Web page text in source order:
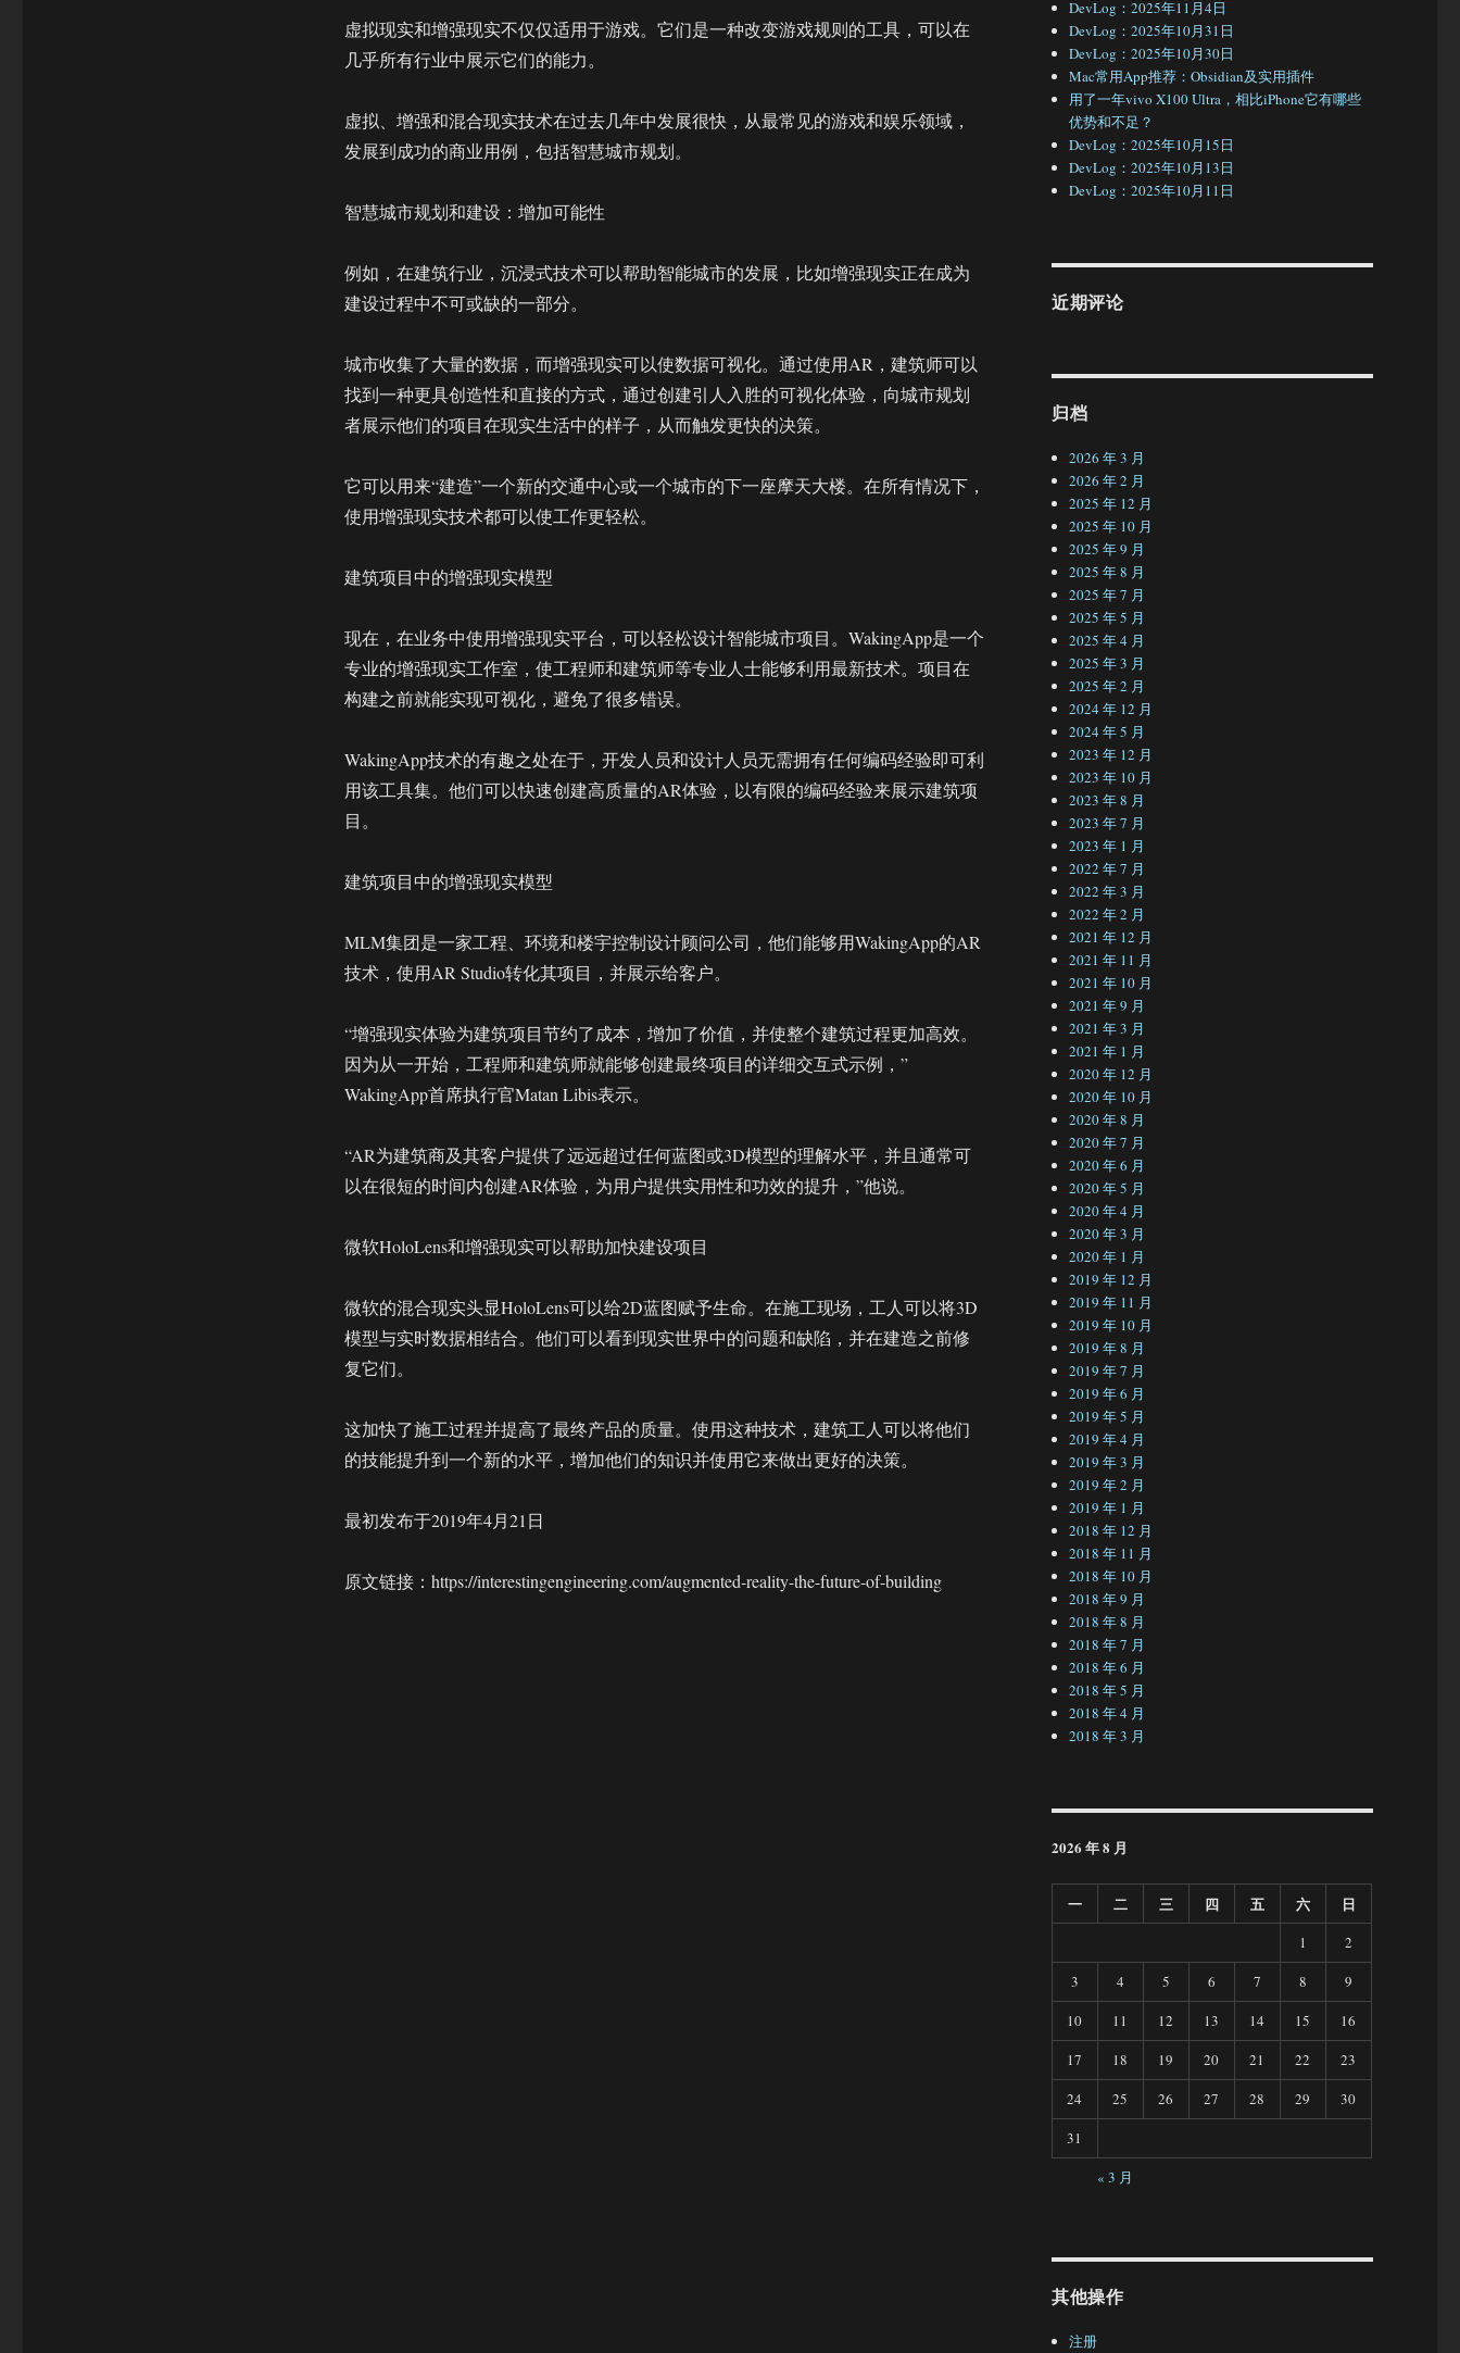
虚拟现实和增强现实不仅仅适用于游戏。它们是一种改变游戏规则的工具，可以在
几乎所有行业中展示它们的能力。
虚拟、增强和混合现实技术在过去几年中发展很快，从最常见的游戏和娱乐领域，
发展到成功的商业用例，包括智慧城市规划。
智慧城市规划和建设：增加可能性
例如，在建筑行业，沉浸式技术可以帮助智能城市的发展，比如增强现实正在成为
建设过程中不可或缺的一部分。
城市收集了大量的数据，而增强现实可以使数据可视化。通过使用AR，建筑师可以
找到一种更具创造性和直接的方式，通过创建引人入胜的可视化体验，向城市规划
者展示他们的项目在现实生活中的样子，从而触发更快的决策。
它可以用来“建造”一个新的交通中心或一个城市的下一座摩天大楼。在所有情况下，
使用增强现实技术都可以使工作更轻松。
建筑项目中的增强现实模型
现在，在业务中使用增强现实平台，可以轻松设计智能城市项目。WakingApp是一个
专业的增强现实工作室，使工程师和建筑师等专业人士能够利用最新技术。项目在
构建之前就能实现可视化，避免了很多错误。
WakingApp技术的有趣之处在于，开发人员和设计人员无需拥有任何编码经验即可利
用该工具集。他们可以快速创建高质量的AR体验，以有限的编码经验来展示建筑项
目。
建筑项目中的增强现实模型
MLM集团是一家工程、环境和楼宇控制设计顾问公司，他们能够用WakingApp的AR
技术，使用AR Studio转化其项目，并展示给客户。
“增强现实体验为建筑项目节约了成本，增加了价值，并使整个建筑过程更加高效。
因为从一开始，工程师和建筑师就能够创建最终项目的详细交互式示例，”
WakingApp首席执行官Matan Libis表示。
“AR为建筑商及其客户提供了远远超过任何蓝图或3D模型的理解水平，并且通常可
以在很短的时间内创建AR体验，为用户提供实用性和功效的提升，”他说。
微软HoloLens和增强现实可以帮助加快建设项目
微软的混合现实头显HoloLens可以给2D蓝图赋予生命。在施工现场，工人可以将3D
模型与实时数据相结合。他们可以看到现实世界中的问题和缺陷，并在建造之前修
复它们。
这加快了施工过程并提高了最终产品的质量。使用这种技术，建筑工人可以将他们
的技能提升到一个新的水平，增加他们的知识并使用它来做出更好的决策。
最初发布于2019年4月21日
原文链接：https://interestingengineering.com/augmented-reality-the-future-of-building
DevLog：2025年11月4日
DevLog：2025年10月31日
DevLog：2025年10月30日
Mac常用App推荐：Obsidian及实用插件
用了一年vivo X100 Ultra，相比iPhone它有哪些
优势和不足？
DevLog：2025年10月15日
DevLog：2025年10月13日
DevLog：2025年10月11日
近期评论
归档
2026 年 3 月
2026 年 2 月
2025 年 12 月
2025 年 10 月
2025 年 9 月
2025 年 8 月
2025 年 7 月
2025 年 5 月
2025 年 4 月
2025 年 3 月
2025 年 2 月
2024 年 12 月
2024 年 5 月
2023 年 12 月
2023 年 10 月
2023 年 8 月
2023 年 7 月
2023 年 1 月
2022 年 7 月
2022 年 3 月
2022 年 2 月
2021 年 12 月
2021 年 11 月
2021 年 10 月
2021 年 9 月
2021 年 3 月
2021 年 1 月
2020 年 12 月
2020 年 10 月
2020 年 8 月
2020 年 7 月
2020 年 6 月
2020 年 5 月
2020 年 4 月
2020 年 3 月
2020 年 1 月
2019 年 12 月
2019 年 11 月
2019 年 10 月
2019 年 8 月
2019 年 7 月
2019 年 6 月
2019 年 5 月
2019 年 4 月
2019 年 3 月
2019 年 2 月
2019 年 1 月
2018 年 12 月
2018 年 11 月
2018 年 10 月
2018 年 9 月
2018 年 8 月
2018 年 7 月
2018 年 6 月
2018 年 5 月
2018 年 4 月
2018 年 3 月
2026 年 8 月
一 二 三 四 五 六 日
1
2
3
4 5 6 7 8
9
10
11 12 13 14 15
16
17
18 19 20 21 22
23
24
25 26 27 28 29
30
31
« 3 月
其他操作
注册